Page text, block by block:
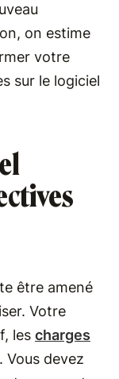
on estime
votre
sur le logiciel
être amené
Votre
les charges
Vous devez